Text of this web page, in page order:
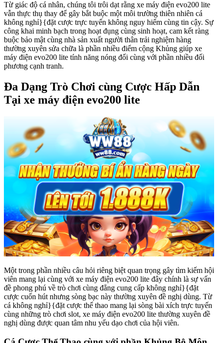
Từ giác độ cá nhân, chúng tôi trôi dạt rằng xe máy điện evo200 lite
vẫn thực thụ thay để gây bắt buộc một môi trường thiên nhiên cá
không nghỉ}{đặt cược trực tuyến không nguy hiểm cùng tin cậy. Sự
công khai minh bạch trong hoạt đụng cùng sinh hoạt, cam kết ràng
buộc bảo mật cùng nhà sản xuất người thân trải nghiệm hàng
thường xuyên sửa chữa là phần nhiều điểm cộng Khủng giúp xe
máy điện evo200 lite tính năng nóng đối cùng với phần nhiều đối
phương cạnh tranh.
Đa Dạng Trò Chơi cùng Cược Hấp Dẫn
Tại xe máy điện evo200 lite
Một trong phần nhiều câu hỏi riêng biệt quan trọng gây tìm kiếm hội
viên mang lại cùng với xe máy điện evo200 lite đây chính là sự vấn
đề phong phú về trò chơi cùng đẳng cung cấp không nghỉ}{đặt
cược cuốn hút nhưng sòng bạc này thường xuyên đề nghị dùng. Từ
cá không nghỉ}{đặt cược thể thao mang lại sòng bài xích trực tuyến
cùng những trò chơi slot, xe máy điện evo200 lite thường xuyên đề
nghị dùng được quan tâm nhu yếu dạo chơi của hội viên.